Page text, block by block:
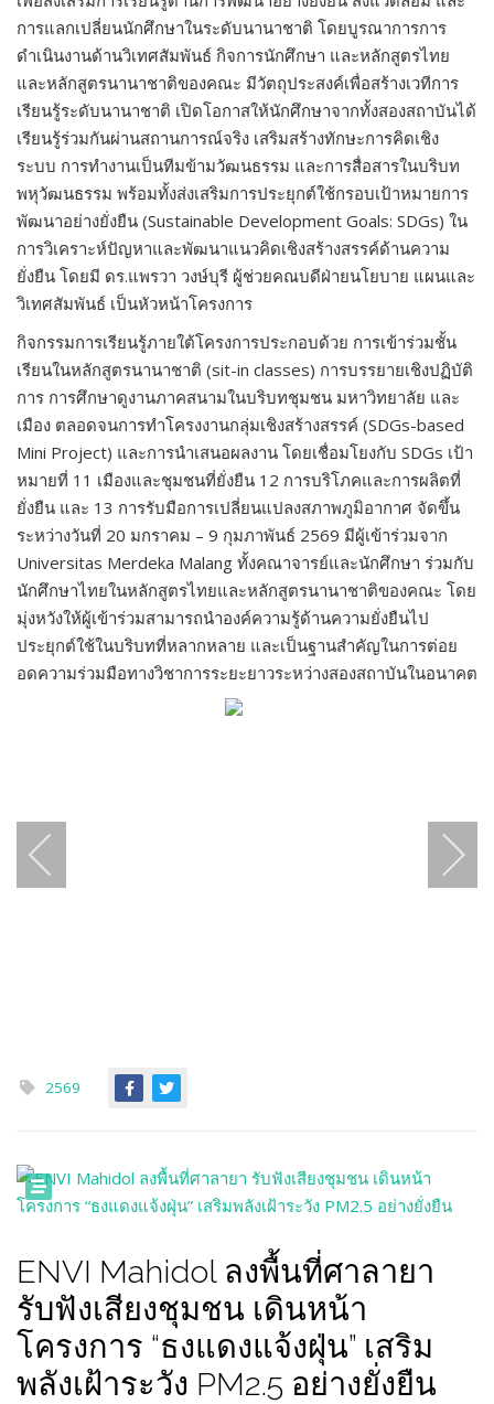
การแลกเปลี่ยนนักศึกษาในระดับนานาชาติ โดยบูรณาการการ
ดำเนินงานด้านวิเทศสัมพันธ์ กิจการนักศึกษา และหลักสูตรไทย
และหลักสูตรนานาชาติของคณะ มีวัตถุประสงค์เพื่อสร้างเวทีการ
เรียนรู้ระดับนานาชาติ เปิดโอกาสให้นักศึกษาจากทั้งสองสถาบันได้
เรียนรู้ร่วมกันผ่านสถานการณ์จริง เสริมสร้างทักษะการคิดเชิง
ระบบ การทำงานเป็นทีมข้ามวัฒนธรรม และการสื่อสารในบริบท
พหุวัฒนธรรม พร้อมทั้งส่งเสริมการประยุกต์ใช้กรอบเป้าหมายการ
พัฒนาอย่างยั่งยืน (Sustainable Development Goals: SDGs) ใน
การวิเคราะห์ปัญหาและพัฒนาแนวคิดเชิงสร้างสรรค์ด้านความ
ยั่งยืน โดยมี ดร.แพรวา วงษ์บุรี ผู้ช่วยคณบดีฝ่ายนโยบาย แผนและ
วิเทศสัมพันธ์ เป็นหัวหน้าโครงการ
กิจกรรมการเรียนรู้ภายใต้โครงการประกอบด้วย การเข้าร่วมชั้น
เรียนในหลักสูตรนานาชาติ (sit-in classes) การบรรยายเชิงปฏิบัติ
การ การศึกษาดูงานภาคสนามในบริบทชุมชน มหาวิทยาลัย และ
เมือง ตลอดจนการทำโครงงานกลุ่มเชิงสร้างสรรค์ (SDGs-based
Mini Project) และการนำเสนอผลงาน โดยเชื่อมโยงกับ SDGs เป้า
หมายที่ 11 เมืองและชุมชนที่ยั่งยืน 12 การบริโภคและการผลิตที่
ยั่งยืน และ 13 การรับมือการเปลี่ยนแปลงสภาพภูมิอากาศ จัดขึ้น
ระหว่างวันที่ 20 มกราคม – 9 กุมภาพันธ์ 2569 มีผู้เข้าร่วมจาก
Universitas Merdeka Malang ทั้งคณาจารย์และนักศึกษา ร่วมกับ
นักศึกษาไทยในหลักสูตรไทยและหลักสูตรนานาชาติของคณะ โดย
มุ่งหวังให้ผู้เข้าร่วมสามารถนำองค์ความรู้ด้านความยั่งยืนไป
ประยุกต์ใช้ในบริบทที่หลากหลาย และเป็นฐานสำคัญในการต่อย
อดความร่วมมือทางวิชาการระยะยาวระหว่างสองสถาบันในอนาคต
2569
ENVI Mahidol ลงพื้นที่ศาลายา
รับฟังเสียงชุมชน เดินหน้า
โครงการ “ธงแดงแจ้งฝุ่น” เสริม
พลังเฝ้าระวัง PM2.5 อย่างยั่งยืน